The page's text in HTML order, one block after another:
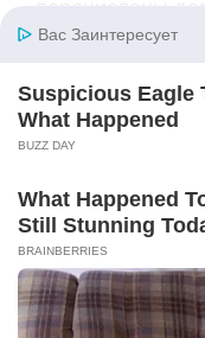
том числе и
Девушка
уже почти своей
Неожиданно в
стояла мать,
мужчин и три
— Ну что,